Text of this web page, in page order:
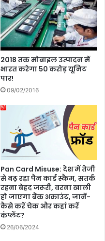
2018 तक मोबाइल उत्पादन में
भारत करेगा 50 करोड़ यूनिट
पार!
09/02/2016
Pan Card Misuse: देश में तेजी
से बढ़ रहा पैन कार्ड स्कैम, सतर्क
रहना बेहद जरूरी, वरना खाली
हो जाएगा बैंक अकाउंट, जानें-
कैसे करें चेक और कहां करें
कंप्लेंट?
26/06/2024